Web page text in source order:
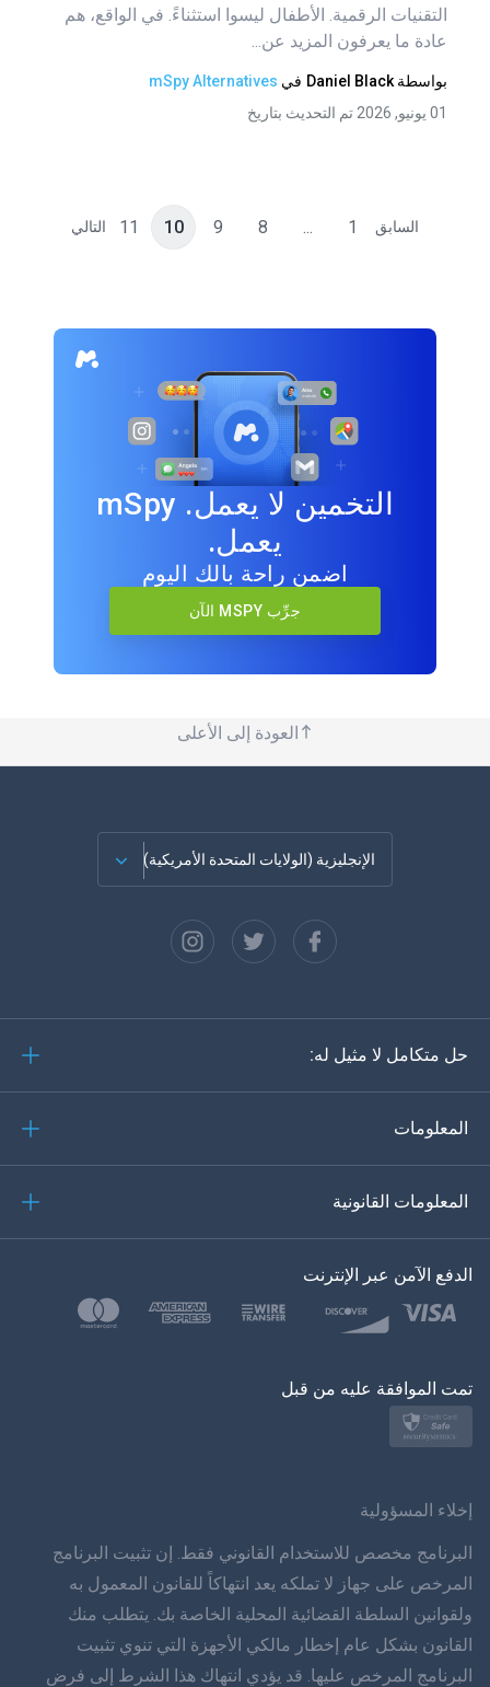
التقنيات الرقمية. الأطفال ليسوا استثناءً. في الواقع، هم
عادة ما يعرفون المزيد عن...
بواسطة Daniel Black في mSpy Alternatives
01 يونيو, 2026 تم التحديث بتاريخ
السابق 1
...
8
9
10
11 التالي
التخمين لا يعمل. mSpy
يعمل.
اضمن راحة بالك اليوم
جرِّب MSPY الآن
العودة إلى الأعلى
الإنجليزية (الولايات المتحدة الأمريكية)
الاسبانية
البرتغالية
한?의의
بولسكي
简体 体 中文
हिंददी
حل متكامل لا مثيل له:
المعلومات
المعلومات القانونية
الدفع الآمن عبر الإنترنت
تمت الموافقة عليه من قبل
إخلاء المسؤولية
البرنامج مخصص للاستخدام القانوني فقط. إن تثبيت البرنامج
المرخص على جهاز لا تملكه يعد انتهاكاً للقانون المعمول به
ولقوانين السلطة القضائية المحلية الخاصة بك. يتطلب منك
القانون بشكل عام إخطار مالكي الأجهزة التي تنوي تثبيت
البرنامج المرخص عليها. قد يؤدي انتهاك هذا الشرط إلى فرض